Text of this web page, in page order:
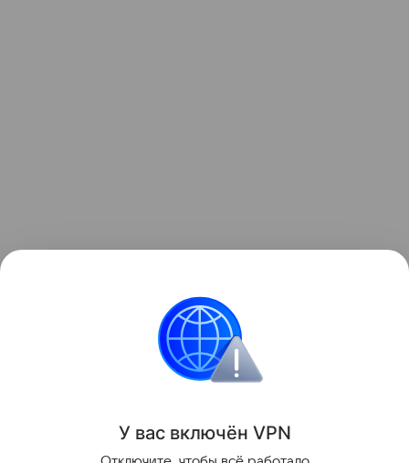
писала, что гробница бронзового
века в ОАЭ использовалась более тысячи лет.
У вас включён VPN